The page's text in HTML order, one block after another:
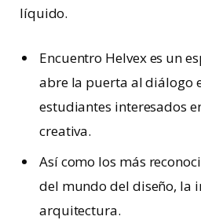
líquido.
Encuentro Helvex es un
abre la puerta al diálogo
estudiantes interesados
creativa.
Así como los más
del mundo del diseño, la
arquitectura.